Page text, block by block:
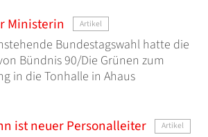
Ministerin Artikel
Bundestagswahl hatte die
Bündnis 90/Die Grünen zum
in die Tonhalle in Ahaus
ist neuer Personalleiter Artikel